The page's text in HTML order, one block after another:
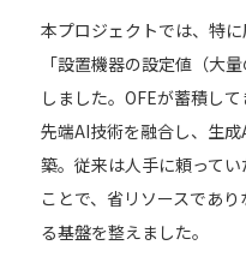
本プロジェクトでは、特
「設置機器の設定値（大
しました。OFEが蓄積し
先端AI技術を融合し、生
築。従来は人手に頼って
ことで、省リソースであ
る基盤を整えました。